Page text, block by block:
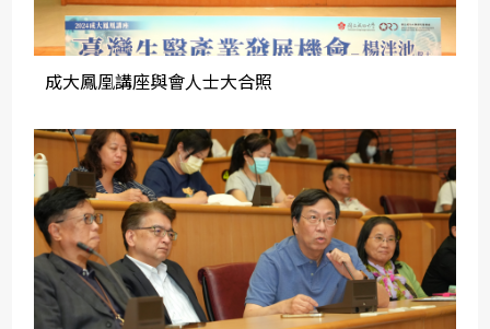
成大鳳凰講座與會人士大合照